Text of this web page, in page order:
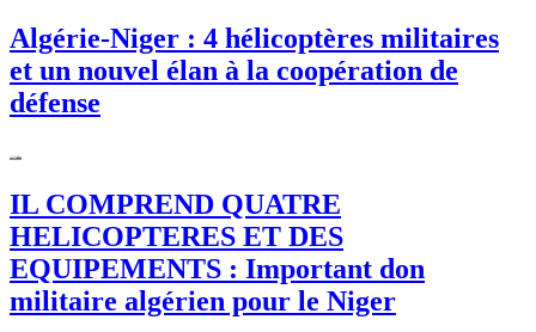
Algérie-Niger : 4 hélicoptères militaires
et un nouvel élan à la coopération de
défense
IL COMPREND QUATRE
HELICOPTERES ET DES
EQUIPEMENTS : Important don
militaire algérien pour le Niger